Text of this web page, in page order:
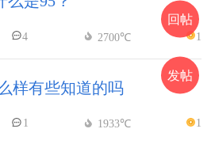
4 2700℃ 1
样有些知道的吗
1 1933℃ 1
回帖
发帖